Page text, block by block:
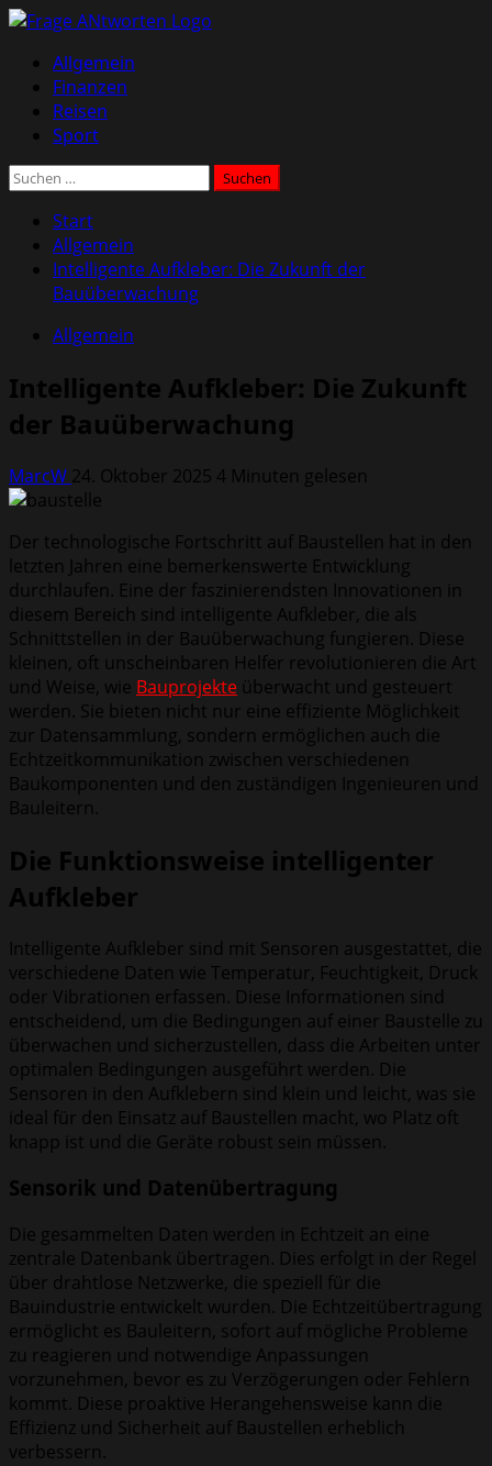
Zum
springen
Primäres
Menü
Allgemein
Finanzen
Reisen
Sport
Suchen
Start
Allgemein
Intelligente Aufkleber: Die Zukunft der
Bauüberwachung
Allgemein
Intelligente Aufkleber: Die Zukunft
der Bauüberwachung
MarcW 24. Oktober 2025 4 Minuten gelesen
Der technologische Fortschritt auf Baustellen hat in den
letzten Jahren eine bemerkenswerte Entwicklung
durchlaufen. Eine der faszinierendsten Innovationen in
diesem Bereich sind intelligente Aufkleber, die als
Schnittstellen in der Bauüberwachung fungieren. Diese
kleinen, oft unscheinbaren Helfer revolutionieren die Art
und Weise, wie Bauprojekte überwacht und gesteuert
werden. Sie bieten nicht nur eine effiziente Möglichkeit
zur Datensammlung, sondern ermöglichen auch die
Echtzeitkommunikation zwischen verschiedenen
Baukomponenten und den zuständigen Ingenieuren und
Bauleitern.
Die Funktionsweise intelligenter
Aufkleber
Intelligente Aufkleber sind mit Sensoren ausgestattet, die
verschiedene Daten wie Temperatur, Feuchtigkeit, Druck
oder Vibrationen erfassen. Diese Informationen sind
entscheidend, um die Bedingungen auf einer Baustelle zu
überwachen und sicherzustellen, dass die Arbeiten unter
optimalen Bedingungen ausgeführt werden. Die
Sensoren in den Aufklebern sind klein und leicht, was sie
ideal für den Einsatz auf Baustellen macht, wo Platz oft
knapp ist und die Geräte robust sein müssen.
Sensorik und Datenübertragung
Die gesammelten Daten werden in Echtzeit an eine
zentrale Datenbank übertragen. Dies erfolgt in der Regel
über drahtlose Netzwerke, die speziell für die
Bauindustrie entwickelt wurden. Die Echtzeitübertragung
ermöglicht es Bauleitern, sofort auf mögliche Probleme
zu reagieren und notwendige Anpassungen
vorzunehmen, bevor es zu Verzögerungen oder Fehlern
kommt. Diese proaktive Herangehensweise kann die
Effizienz und Sicherheit auf Baustellen erheblich
verbessern.